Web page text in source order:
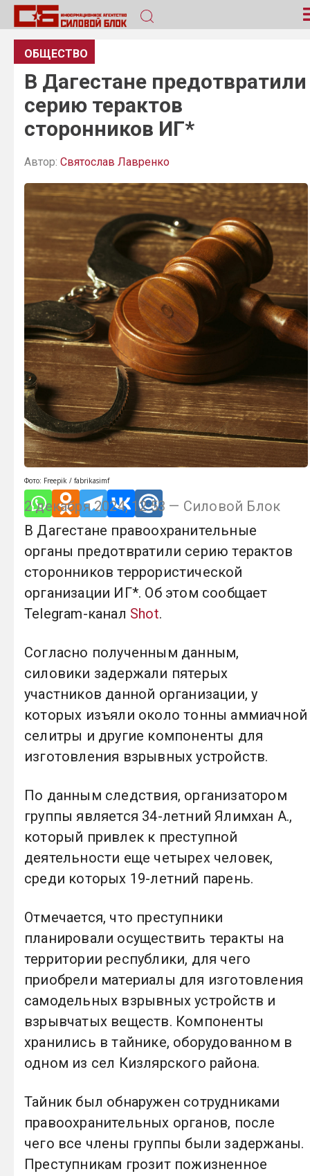
ОБЩЕСТВО
В Дагестане предотвратили
серию терактов
сторонников ИГ*
Автор: Святослав Лавренко
Фото: Freepik / fabrikasimf
2 декабря 2024, 12:53 — Силовой Блок
В Дагестане правоохранительные
органы предотвратили серию терактов
сторонников террористической
организации ИГ*. Об этом сообщает
Telegram-канал Shot.
Согласно полученным данным,
силовики задержали пятерых
участников данной организации, у
которых изъяли около тонны аммиачной
селитры и другие компоненты для
изготовления взрывных устройств.
По данным следствия, организатором
группы является 34-летний Ялимхан А.,
который привлек к преступной
деятельности еще четырех человек,
среди которых 19-летний парень.
Отмечается, что преступники
планировали осуществить теракты на
территории республики, для чего
приобрели материалы для изготовления
самодельных взрывных устройств и
взрывчатых веществ. Компоненты
хранились в тайнике, оборудованном в
одном из сел Кизлярского района.
Тайник был обнаружен сотрудниками
правоохранительных органов, после
чего все члены группы были задержаны.
Преступникам грозит пожизненное